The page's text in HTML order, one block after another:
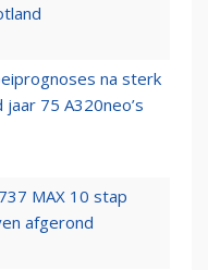
na sterk
75 A320neo’s
MAX 10 stap
afgerond